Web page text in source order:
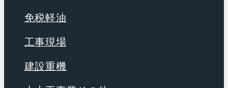
免税軽油
工事現場
建設重機